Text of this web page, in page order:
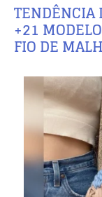
TENDÊNCIA
+21
FIO DE